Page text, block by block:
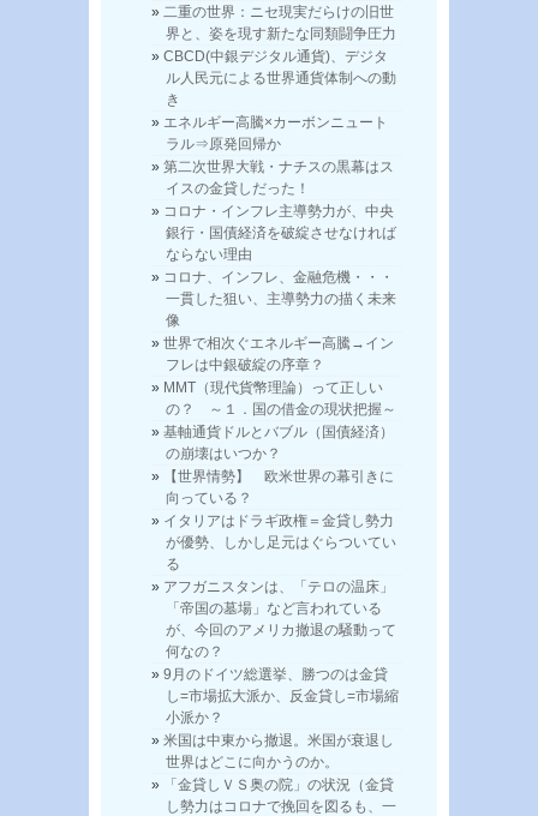
二重の世界：ニセ現実だらけの旧世
界と、姿を現す新たな同類闘争圧力
CBCD(中銀デジタル通貨)、デジタ
ル人民元による世界通貨体制への動
き
エネルギー高騰×カーボンニュート
ラル⇒原発回帰か
第二次世界大戦・ナチスの黒幕はス
イスの金貸しだった！
コロナ・インフレ主導勢力が、中央
銀行・国債経済を破綻させなければ
ならない理由
コロナ、インフレ、金融危機・・・
一貫した狙い、主導勢力の描く未来
像
世界で相次ぐエネルギー高騰→イン
フレは中銀破綻の序章？
MMT（現代貨幣理論）って正しい
の？ ～１．国の借金の現状把握～
基軸通貨ドルとバブル（国債経済）
の崩壊はいつか？
【世界情勢】 欧米世界の幕引きに
向っている？
イタリアはドラギ政権＝金貸し勢力
が優勢、しかし足元はぐらついてい
る
アフガニスタンは、「テロの温床」
「帝国の墓場」など言われている
が、今回のアメリカ撤退の騒動って
何なの？
9月のドイツ総選挙、勝つのは金貸
し=市場拡大派か、反金貸し=市場縮
小派か？
米国は中東から撤退。米国が衰退し
世界はどこに向かうのか。
「金貸しＶＳ奥の院」の状況（金貸
し勢力はコロナで挽回を図るも、一